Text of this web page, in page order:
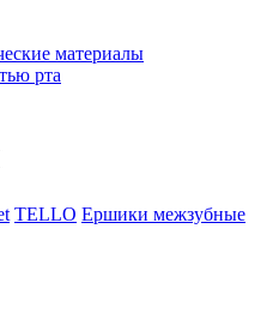
материалы
рта
TELLO Ершики межзубные